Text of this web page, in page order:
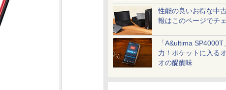
性能の良いお得な中
報はこのページでチ
「A&ultima SP4000T
力！ポケットに入る
オの醍醐味